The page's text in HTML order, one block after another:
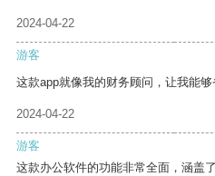
2024-04-22
游客
这款app就像我的财务顾问，让我能够
2024-04-22
游客
这款办公软件的功能非常全面，涵盖